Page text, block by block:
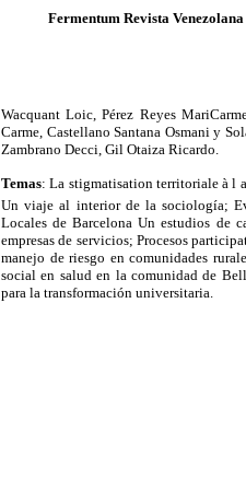
Fermentum Revista
Wacquant Loic, Pérez Reyes
Carme, Castellano Santana Osmani y
Zambrano Decci, Gil Otaiza Ricardo.
Temas: La stigmatisation territoriale à l
Un viaje al interior de la sociología;
Locales de Barcelona Un estudios de
empresas de servicios; Procesos
manejo de riesgo en comunidades
social en salud en la comunidad de
para la transformación universitaria.